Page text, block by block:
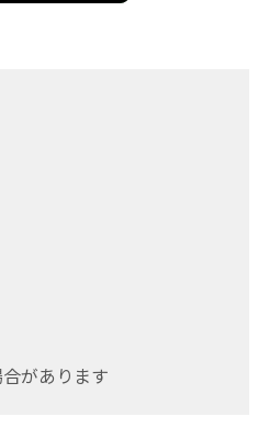
があります